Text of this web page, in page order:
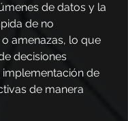
de datos y la
de no
amenazas, lo que
decisiones
de
de manera